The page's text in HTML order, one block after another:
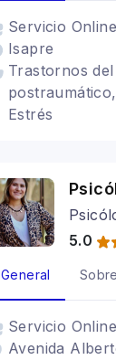
Servicio
Isapre
Trastornos
Estrés
5.0
General
Servicio Online
Avenida